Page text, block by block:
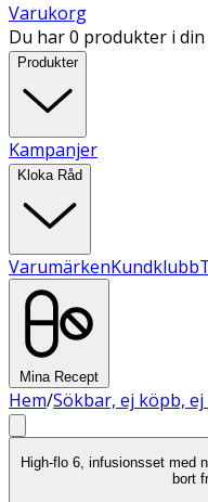
Varukorg
Du har 0 produkter i
Produkter
Kampanjer
Kloka Råd
VarumärkenKundklubb
Mina Recept
Hem/Sökbar, ej köpb,
High-flo 6, infusionsset med
bort